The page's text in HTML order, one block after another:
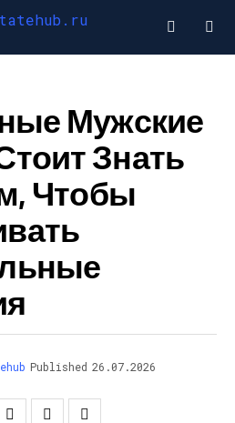
Мужские
Знать
Чтобы
Published 26.07.2026